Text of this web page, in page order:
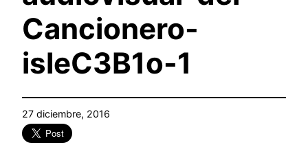
Cancionero-
isleC3B1o-1
27 diciembre, 2016